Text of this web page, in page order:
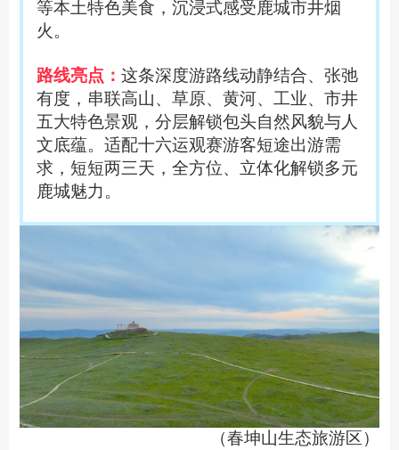
等本土特色美食，沉浸式感受鹿城市井烟
火。
路线亮点： 这条深度游路线动静结合、张弛
有度，串联高山、草原、黄河、工业、市井
五大特色景观，分层解锁包头自然风貌与人
文底蕴。适配十六运观赛游客短途出游需
求，短短两三天，全方位、立体化解锁多元
鹿城魅力。
（春坤山生态旅游区）